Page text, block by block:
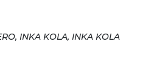
INKA KOLA, INKA KOLA